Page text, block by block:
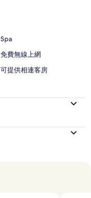
Spa
免費無線上網
可提供相連客房